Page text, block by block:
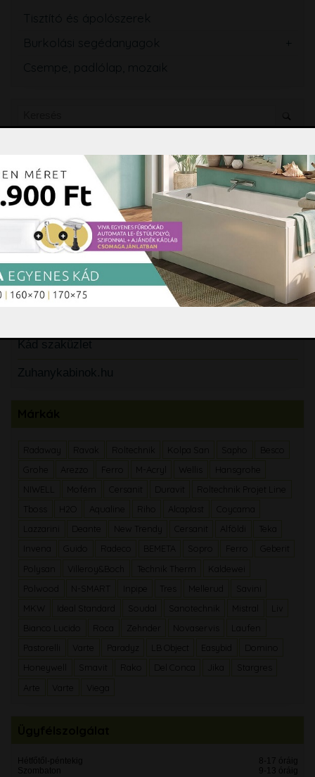
Tisztító és ápolószerek
Burkolási segédanyagok
Csempe, padlólap, mozaik
Árajánlatkérés
Árajánlatkéréshez kattintson ide
Partnerek
Csempecentrum
Kád szaküzlet
Zuhanykabinok.hu
Roltechnik Kolpa San
Besco
Grohe
Arezzo Ferro M-Acryl Wellis
Hansgrohe
Mofém Cersanit Duravit
Roltechnik Projet Line
Tboss
H2O Aqualine Alcaplast
Deante New Trendy Cersanit Alföldi
Teka
Invena
Radeco BEMETA Ferro
Geberit
Villeroy&Boch Technik Therm
Kaldewei
N-SMART Inpipe Tres Mellerud
MKW
Ideal Standard Sanotechnik Mistral
Bianco Lucido
Zehnder Novaservis
Laufen
Pastorelli
Varte LB Object
Honeywell
Smavit Del Conca
Stargres
Arte
Varte Viega
Hétfőtől-péntekig
8-17 óráig
Szombaton
9-13 óráig